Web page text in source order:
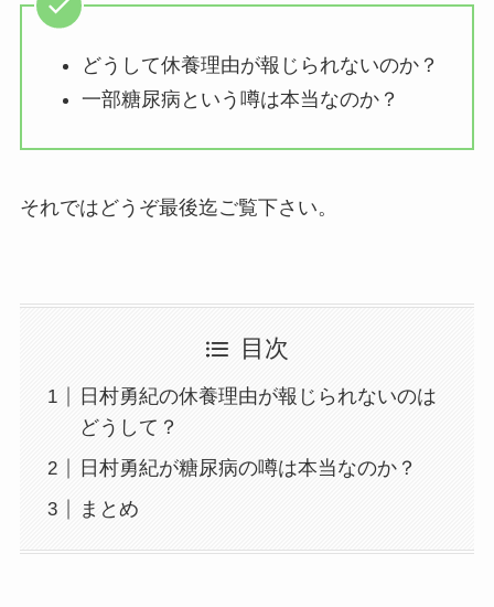
どうして休養理由が報じられないのか？
一部糖尿病という噂は本当なのか？
それではどうぞ最後迄ご覧下さい。
目次
日村勇紀の休養理由が報じられないのは
どうして？
日村勇紀が糖尿病の噂は本当なのか？
まとめ